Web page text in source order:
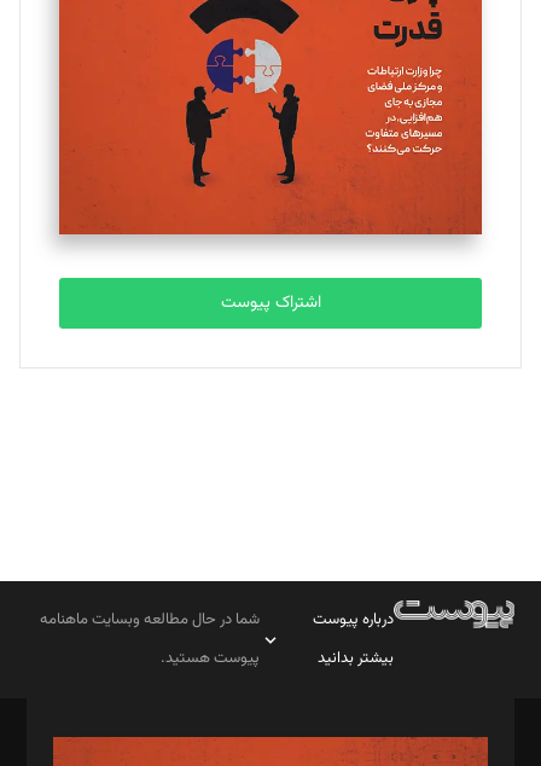
تحریریه
ملینا جعفری
تحریریه
مصطفی مسجدی آرانی
تحریریه
بابک نقاش
تحریریه
اشتراک پیوست
درباره پیوست
بیشتر بدانید
شما در حال مطالعه وبسایت ماهنامه
پیوست هستید.
مدیر مسئول: محمدباقر اثنی‌عشری